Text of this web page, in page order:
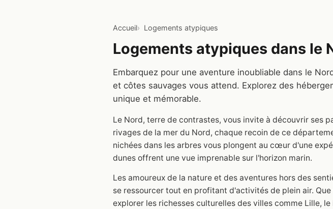
Accueil Logements atypiques
Logements atypiques dans le
Embarquez pour une aventure inoubliable dans le
et côtes sauvages vous attend. Explorez des
unique et mémorable.
Le Nord, terre de contrastes, vous invite à découvrir ses
rivages de la mer du Nord, chaque recoin de ce
nichées dans les arbres vous plongent au cœur d'une
dunes offrent une vue imprenable sur l'horizon marin.
Les amoureux de la nature et des aventures hors des
se ressourcer tout en profitant d'activités de plein air.
explorer les richesses culturelles des villes comme Lille,